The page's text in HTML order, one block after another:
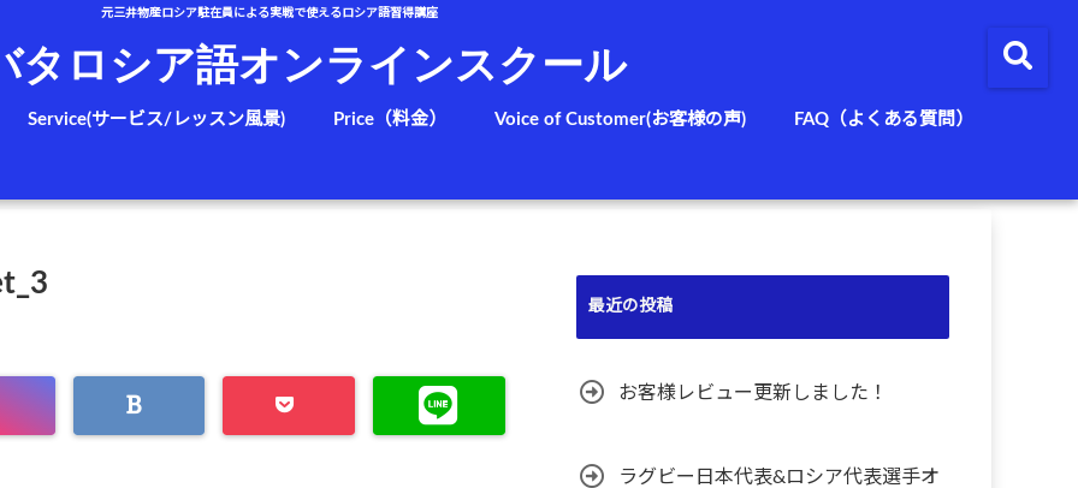
元三井物産ロシア駐在員による実戦で使えるロシア語習得講座
タロシア語オンラインスクール
Service(サービス/レッスン風景) Price（料金） Voice of Customer(お客様の声) FAQ（よくある質問）
最近の投稿
お客様レビュー更新しました！
ラグビー日本代表&ロシア代表選手オ